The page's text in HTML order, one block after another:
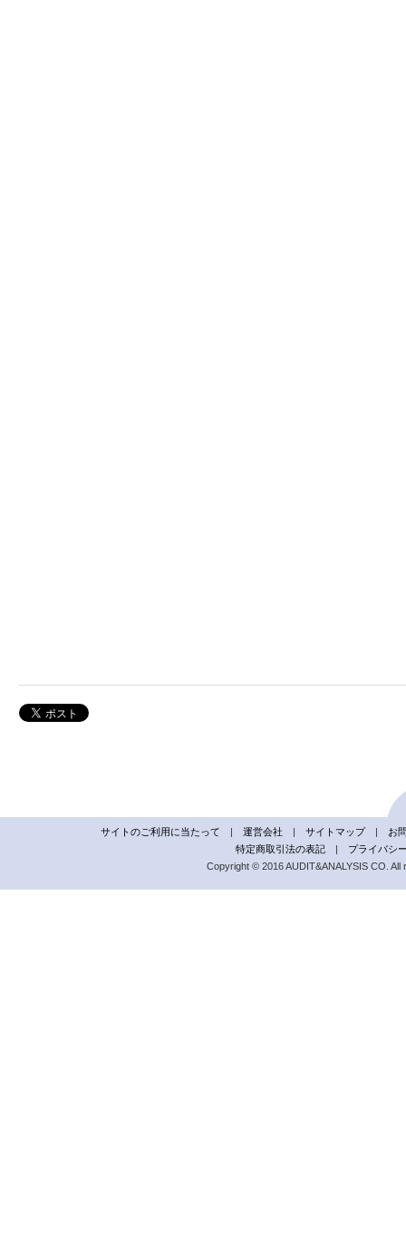
お
サイトマップ|
運営会社 |
サイトのご利用に当たって |
プライバシ
特定商取引法の表記 |
Copyright © 2016 AUDIT&ANALYSIS CO. All